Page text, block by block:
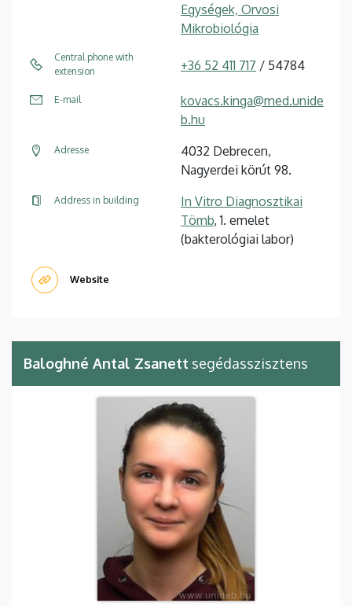
Egységek, Orvosi
Mikrobiológia
Central phone with
extension
+36 52 411 717 / 54784
E-mail
kovacs.kinga@med.unide
b.hu
Adresse
4032 Debrecen,
Nagyerdei körút 98.
Address in building
In Vitro Diagnosztikai
Tömb, 1. emelet
(bakterológiai labor)
Website
Baloghné Antal Zsanett segédasszisztens